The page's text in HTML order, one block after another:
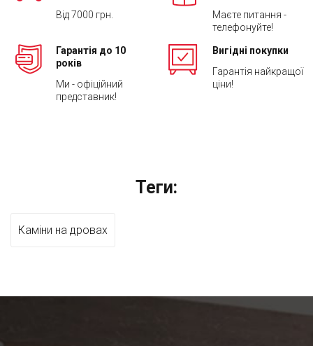
Від 7000 грн.
Маєте питання -
телефонуйте!
Гарантія до 10
років
Ми - офіційний
представник!
Вигідні покупки
Гарантія найкращої
ціни!
Теги:
Каміни на дровах